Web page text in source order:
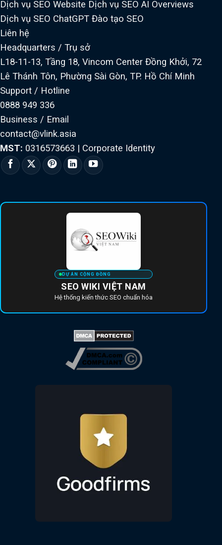
Dịch vụ SEO Website Dịch vụ SEO AI Overviews
Dịch vụ SEO ChatGPT Đào tạo SEO
Liên hệ
Headquarters / Trụ sở
L18-11-13, Tầng 18, Vincom Center Đồng Khởi, 72
Lê Thánh Tôn, Phường Sài Gòn, TP. Hồ Chí Minh
Support / Hotline
0888 949 336
Business / Email
contact@vlink.asia
MST: 0316573663 | Corporate Identity
DỰ ÁN CỘNG ĐỒNG
SEO WIKI VIỆT NAM
Hệ thống kiến thức SEO chuẩn hóa